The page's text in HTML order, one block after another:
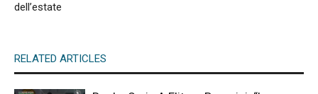
dell’estate
RELATED ARTICLES